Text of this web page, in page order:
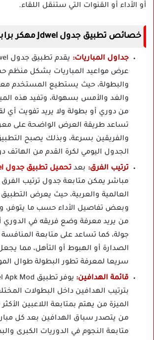
أو الأداء أو القنوات التي ستنقل اللقاء.
خصائص تطبيق جدول Jdwel مهكر برابط مباشر
جداول المباريات:
عرض مواعيد المباريات بشكل منظم
والبطولة، حيث يستطيع المستخدم
والغد والأمس بسهولة، وتفيد هذه
من دوري أو بطولة ولا يريد تفويت أي
تساعد طريقة العرض الواضحة على
والفريقين بسرعة، وبذلك يصبح
الجدول اليومي لكرة القدم من
ترتيب الفرق: بعد تحميل تطبيق جدول Jdwel مهكر
مباشر يمكن متابعة جدول ترتيب
العالمية والعربية، حيث يعرض التطبيق
وبعض تفاصيل الأداء حسب ما يتوفر،
من يريد معرفة وضع فريقه في الدوري
جولة، كما تساعد على متابعة
الصدارة أو الهبوط أو التأهل، مما
سريعا لمعرفة تطور البطولة طوال
قائمة الهدافين:
بترتيب الهدافين داخل البطولات
الميزة من يهتم بمتابعة اللاعبين
من يتصدر سباق الهدافين بعد كل
متابعة النجوم في الدوريات الكبرى